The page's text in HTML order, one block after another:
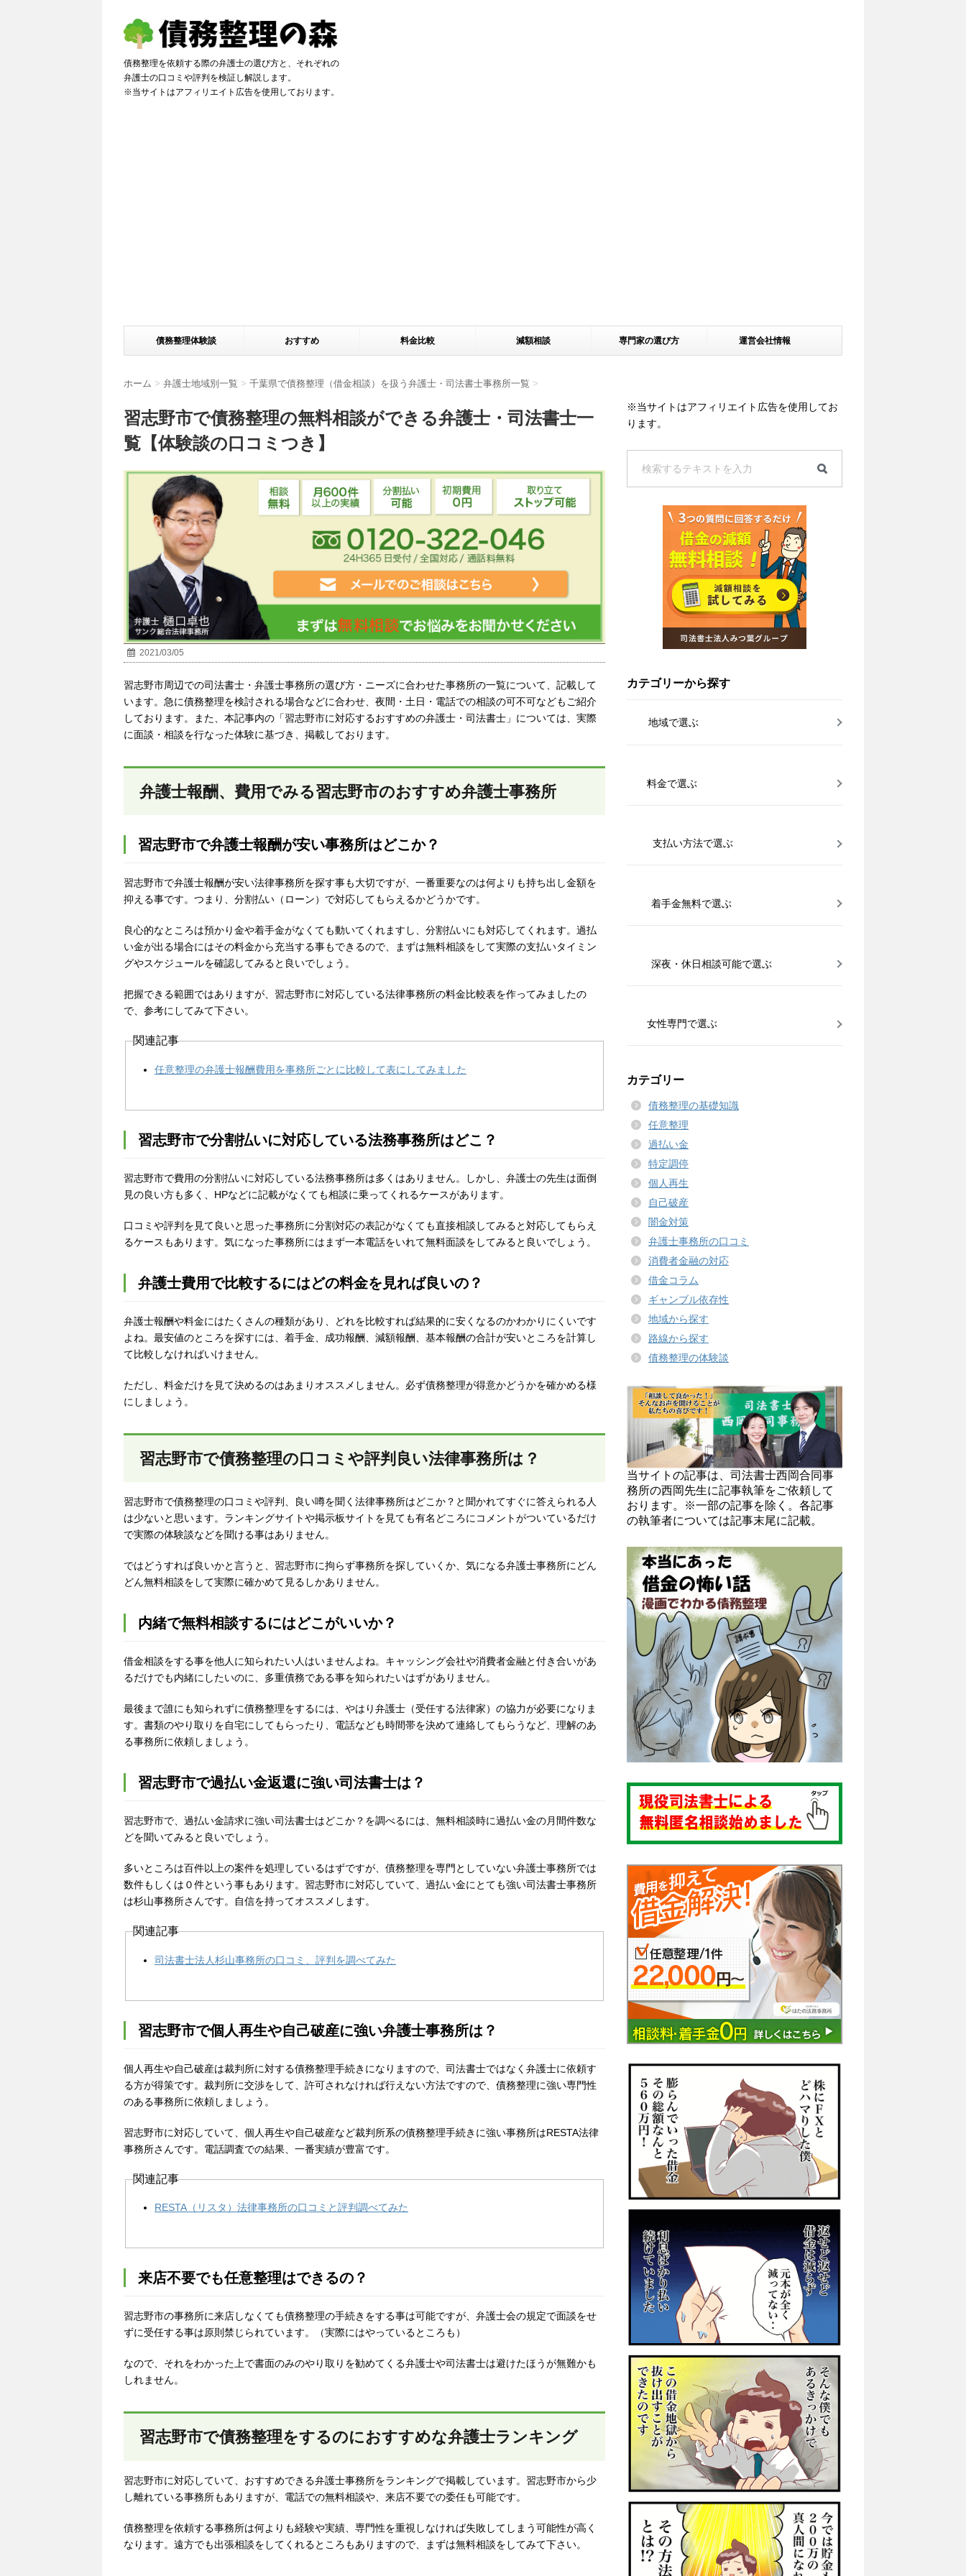
債務整理を依頼する際の弁護士の選び方と、それぞれの
弁護士の口コミや評判を検証し解説します。
※当サイトはアフィリエイト広告を使用しております。
債務整理体験談 おすすめ 料金比較 減額相談 専門家の選び方 運営会社情報
ホーム > 弁護士地域別一覧 > 千葉県で債務整理（借金相談）を扱う弁護士・司法書士事務所一覧 >
習志野市で債務整理の無料相談ができる弁護士・司法書士一
覧【体験談の口コミつき】
2021/03/05
習志野市周辺での司法書士・弁護士事務所の選び方・ニーズに合わせた事務所の一覧について、記載して
います。急に債務整理を検討される場合などに合わせ、夜間・土日・電話での相談の可不可などもご紹介
しております。また、本記事内の「習志野市に対応するおすすめの弁護士・司法書士」については、実際
に面談・相談を行なった体験に基づき、掲載しております。
弁護士報酬、費用でみる習志野市のおすすめ弁護士事務所
習志野市で弁護士報酬が安い事務所はどこか？
習志野市で弁護士報酬が安い法律事務所を探す事も大切ですが、一番重要なのは何よりも持ち出し金額を
抑える事です。つまり、分割払い（ローン）で対応してもらえるかどうかです。
良心的なところは預かり金や着手金がなくても動いてくれますし、分割払いにも対応してくれます。過払
い金が出る場合にはその料金から充当する事もできるので、まずは無料相談をして実際の支払いタイミン
グやスケジュールを確認してみると良いでしょう。
把握できる範囲ではありますが、習志野市に対応している法律事務所の料金比較表を作ってみましたの
で、参考にしてみて下さい。
関連記事
任意整理の弁護士報酬費用を事務所ごとに比較して表にしてみました
習志野市で分割払いに対応している法務事務所はどこ？
習志野市で費用の分割払いに対応している法務事務所は多くはありません。しかし、弁護士の先生は面倒
見の良い方も多く、HPなどに記載がなくても相談に乗ってくれるケースがあります。
口コミや評判を見て良いと思った事務所に分割対応の表記がなくても直接相談してみると対応してもらえ
るケースもあります。気になった事務所にはまず一本電話をいれて無料面談をしてみると良いでしょう。
弁護士費用で比較するにはどの料金を見れば良いの？
弁護士報酬や料金にはたくさんの種類があり、どれを比較すれば結果的に安くなるのかわかりにくいです
よね。最安値のところを探すには、着手金、成功報酬、減額報酬、基本報酬の合計が安いところを計算し
て比較しなければいけません。
ただし、料金だけを見て決めるのはあまりオススメしません。必ず債務整理が得意かどうかを確かめる様
にしましょう。
習志野市で債務整理の口コミや評判良い法律事務所は？
習志野市で債務整理の口コミや評判、良い噂を聞く法律事務所はどこか？と聞かれてすぐに答えられる人
は少ないと思います。ランキングサイトや掲示板サイトを見ても有名どころにコメントがついているだけ
で実際の体験談などを聞ける事はありません。
ではどうすれば良いかと言うと、習志野市に拘らず事務所を探していくか、気になる弁護士事務所にどん
どん無料相談をして実際に確かめて見るしかありません。
内緒で無料相談するにはどこがいいか？
借金相談をする事を他人に知られたい人はいませんよね。キャッシング会社や消費者金融と付き合いがあ
るだけでも内緒にしたいのに、多重債務である事を知られたいはずがありません。
最後まで誰にも知られずに債務整理をするには、やはり弁護士（受任する法律家）の協力が必要になりま
す。書類のやり取りを自宅にしてもらったり、電話なども時間帯を決めて連絡してもらうなど、理解のあ
る事務所に依頼しましょう。
習志野市で過払い金返還に強い司法書士は？
習志野市で、過払い金請求に強い司法書士はどこか？を調べるには、無料相談時に過払い金の月間件数な
どを聞いてみると良いでしょう。
多いところは百件以上の案件を処理しているはずですが、債務整理を専門としていない弁護士事務所では
数件もしくは０件という事もあります。習志野市に対応していて、過払い金にとても強い司法書士事務所
は杉山事務所さんです。自信を持ってオススメします。
関連記事
司法書士法人杉山事務所の口コミ、評判を調べてみた
習志野市で個人再生や自己破産に強い弁護士事務所は？
個人再生や自己破産は裁判所に対する債務整理手続きになりますので、司法書士ではなく弁護士に依頼す
る方が得策です。裁判所に交渉をして、許可されなければ行えない方法ですので、債務整理に強い専門性
のある事務所に依頼しましょう。
習志野市に対応していて、個人再生や自己破産など裁判所系の債務整理手続きに強い事務所はRESTA法律
事務所さんです。電話調査での結果、一番実績が豊富です。
関連記事
RESTA（リスタ）法律事務所の口コミと評判調べてみた
来店不要でも任意整理はできるの？
習志野市の事務所に来店しなくても債務整理の手続きをする事は可能ですが、弁護士会の規定で面談をせ
ずに受任する事は原則禁じられています。（実際にはやっているところも）
なので、それをわかった上で書面のみのやり取りを勧めてくる弁護士や司法書士は避けたほうが無難かも
しれません。
習志野市で債務整理をするのにおすすめな弁護士ランキング
習志野市に対応していて、おすすめできる弁護士事務所をランキングで掲載しています。習志野市から少
し離れている事務所もありますが、電話での無料相談や、来店不要での委任も可能です。
債務整理を依頼する事務所は何よりも経験や実績、専門性を重視しなければ失敗してしまう可能性が高く
なります。遠方でも出張相談をしてくれるところもありますので、まずは無料相談をしてみて下さい。
※当サイトはアフィリエイト広告を使用してお
ります。
カテゴリーから探す
地域で選ぶ
料金で選ぶ
支払い方法で選ぶ
着手金無料で選ぶ
深夜・休日相談可能で選ぶ
女性専門で選ぶ
カテゴリー
債務整理の基礎知識
任意整理
過払い金
特定調停
個人再生
自己破産
闇金対策
弁護士事務所の口コミ
消費者金融の対応
借金コラム
ギャンブル依存性
地域から探す
路線から探す
債務整理の体験談
当サイトの記事は、司法書士西岡合同事
務所の西岡先生に記事執筆をご依頼して
おります。※一部の記事を除く。各記事
の執筆者については記事末尾に記載。